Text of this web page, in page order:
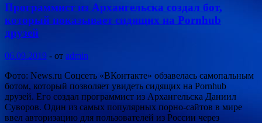
Программист из Архангельска создал бот,
который показывает сидящих на Pornhub
друзей
06.09.2019 - от admin
Фото: News.ru Соцсеть «ВКонтакте» обзавелась самопальным
ботом, который позволяет увидеть сидящих на Pornhub
друзей. Его создал программист из Архангельска Даниил
Суворов. Один из самых популярных порно-сайтов в мире
ввел авторизацию для пользователей из России через